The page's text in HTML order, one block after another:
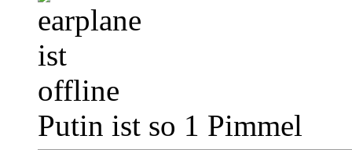
Putin ist so 1 Pimmel